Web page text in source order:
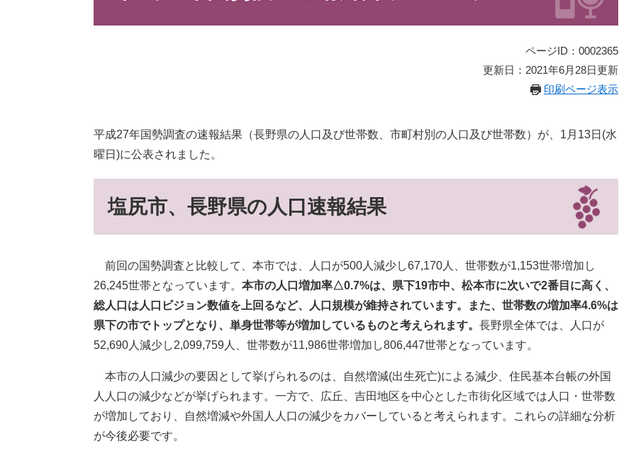
ページID：0002365
更新日：2021年6月28日更新
印刷ページ表示
平成27年国勢調査の速報結果（長野県の人口及び世帯数、市町村別の人口及び世帯数）が、1月13日(水
曜日)に公表されました。
塩尻市、長野県の人口速報結果
前回の国勢調査と比較して、本市では、人口が500人減少し67,170人、世帯数が1,153世帯増加し
26,245世帯となっています。 本市の人口増加率△0.7%は、県下19市中、松本市に次いで2番目に高く、
総人口は人口ビジョン数値を上回るなど、人口規模が維持されています。また、世帯数の増加率4.6%は
県下の市でトップとなり、単身世帯等が増加しているものと考えられます。 長野県全体では、人口が
52,690人減少し2,099,759人、世帯数が11,986世帯増加し806,447世帯となっています。
本市の人口減少の要因として挙げられるのは、自然増減(出生死亡)による減少、住民基本台帳の外国
人人口の減少などが挙げられます。一方で、広丘、吉田地区を中心とした市街化区域では人口・世帯数
が増加しており、自然増減や外国人人口の減少をカバーしていると考えられます。これらの詳細な分析
が今後必要です。